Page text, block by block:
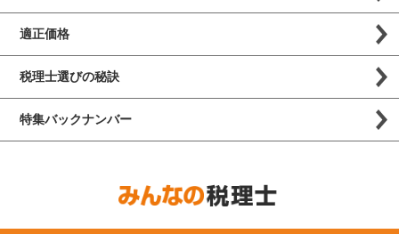
適正価格
税理士選びの秘訣
特集バックナンバー